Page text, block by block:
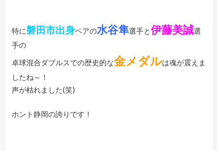
特に磐田市出身ペアの水谷隼選手と伊藤美誠選
手の
卓球混合ダブルスでの歴史的な金メダルは魂が震えま
したね～！
声が枯れました(笑)
ホント静岡の誇りです！